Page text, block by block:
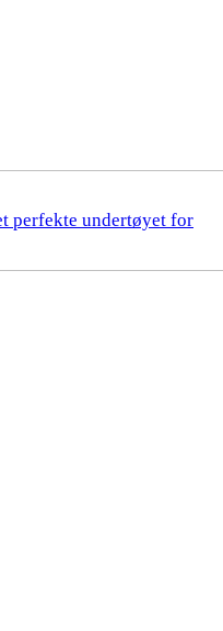
perfekte undertøyet for